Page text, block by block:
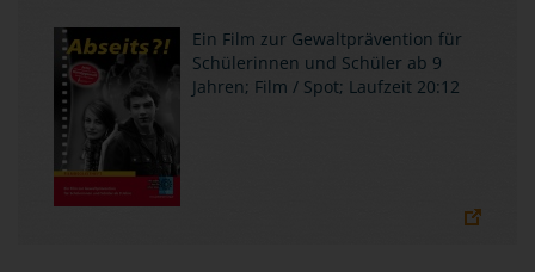
Ein Film zur Gewaltprävention für
Schülerinnen und Schüler ab 9
Jahren; Film / Spot; Laufzeit 20:12